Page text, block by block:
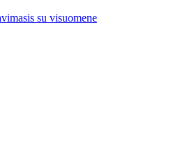
su visuomene